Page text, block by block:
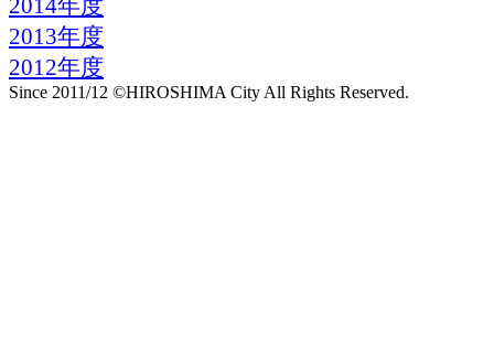
2014年度
2013年度
2012年度
Since 2011/12 ©HIROSHIMA City All Rights Reserved.